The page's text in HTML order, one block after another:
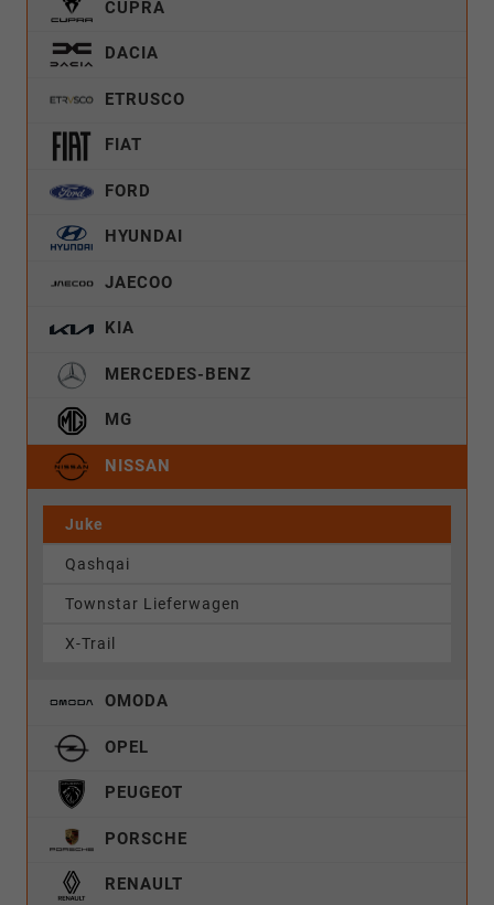
CUPRA
DACIA
ETRUSCO
FIAT
FORD
HYUNDAI
JAECOO
KIA
MERCEDES-BENZ
MG
NISSAN
Juke
Qashqai
Townstar Lieferwagen
X-Trail
OMODA
OPEL
PEUGEOT
PORSCHE
RENAULT